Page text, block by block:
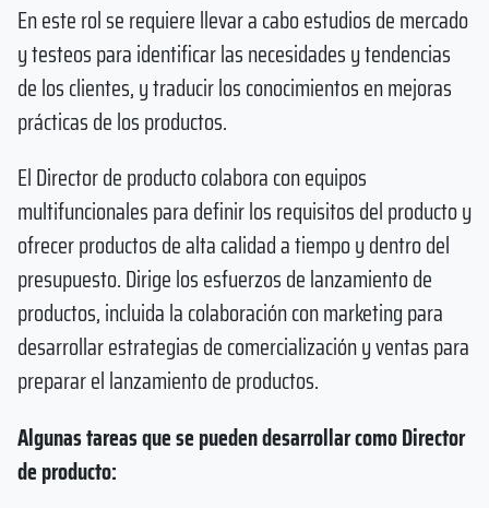
En este rol se requiere llevar a cabo estudios de mercado
y testeos para identificar las necesidades y tendencias
de los clientes, y traducir los conocimientos en mejoras
prácticas de los productos.
El Director de producto colabora con equipos
multifuncionales para definir los requisitos del producto y
ofrecer productos de alta calidad a tiempo y dentro del
presupuesto. Dirige los esfuerzos de lanzamiento de
productos, incluida la colaboración con marketing para
desarrollar estrategias de comercialización y ventas para
preparar el lanzamiento de productos.
Algunas tareas que se pueden desarrollar como Director
de producto: